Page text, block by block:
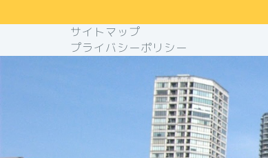
サイトマップ
プライバシーポリシー